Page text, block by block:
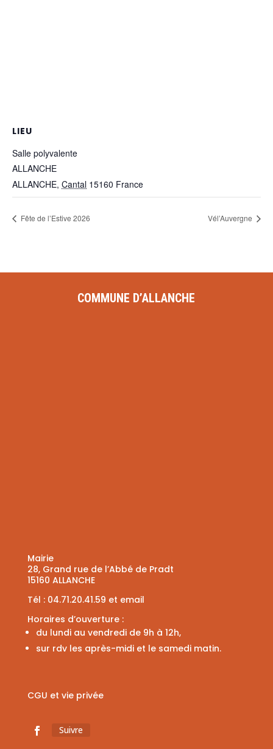
LIEU
Salle polyvalente
ALLANCHE
ALLANCHE, Cantal 15160 France
Fête de l’Estive 2026 Vél’Auvergne
COMMUNE D’ALLANCHE
Mairie
28, Grand rue de l’Abbé de Pradt
15160 ALLANCHE
Tél : 04.71.20.41.59 et email
Horaires d’ouverture :
du lundi au vendredi de 9h à 12h,
sur rdv les après-midi et le samedi matin.
CGU et vie privée
Suivre